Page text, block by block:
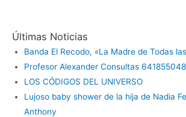
Últimas Noticias
Banda El Recodo, «La Madre de Todas
Profesor Alexander Consultas 641855048
LOS CÓDIGOS DEL UNIVERSO
Lujoso baby shower de la hija de Nadia
Anthony